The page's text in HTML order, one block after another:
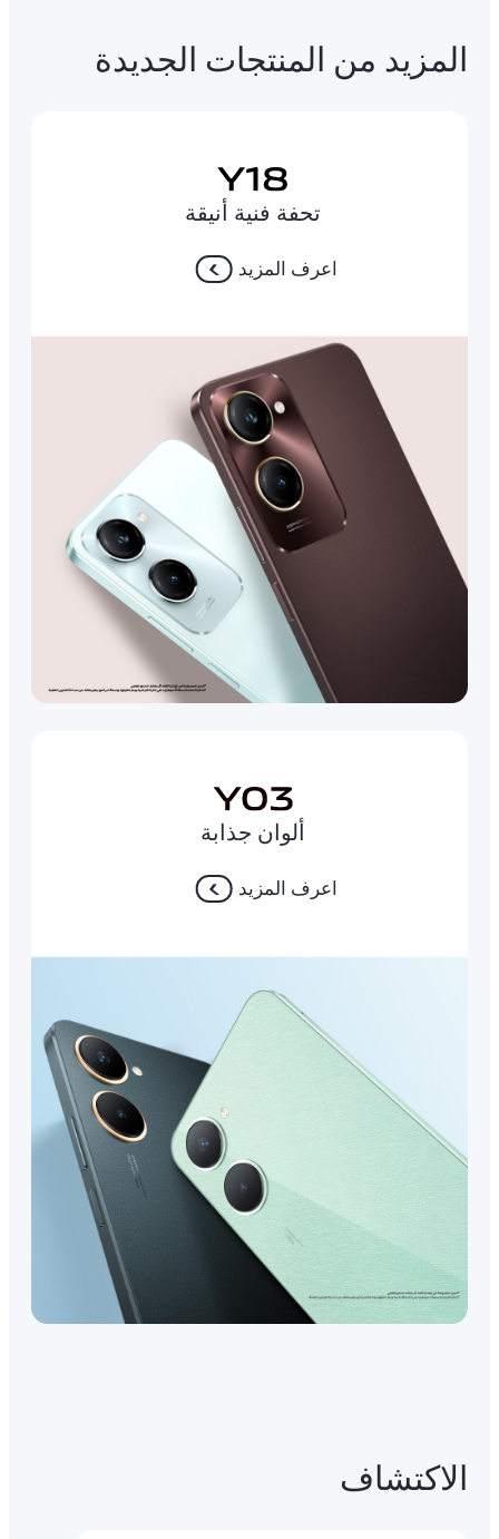
المزيد من المنتجات الجديدة
تحفة فنية أنيقة
اعرف المزيد
ألوان جذابة
اعرف المزيد
الاكتشاف